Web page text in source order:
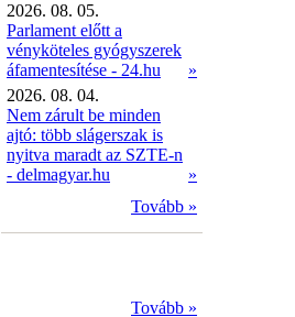
2026. 08. 05.
Parlament előtt a
vényköteles gyógyszerek
áfamentesítése - 24.hu
»
2026. 08. 04.
Nem zárult be minden
ajtó: több slágerszak is
nyitva maradt az SZTE-n
- delmagyar.hu
»
Tovább »
Tovább »